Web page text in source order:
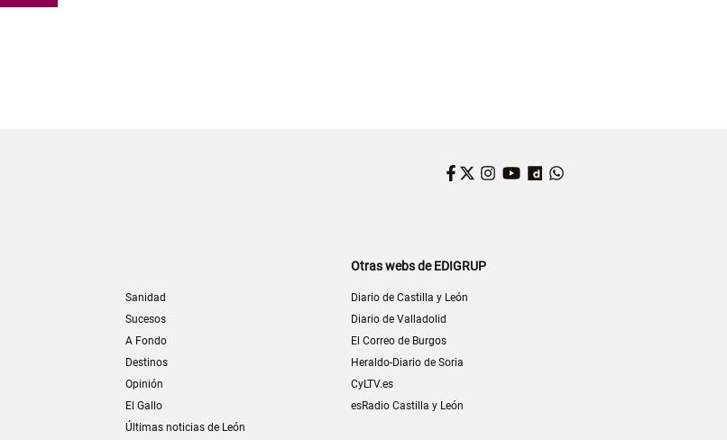
Facebook
Twitter
Instagram
YouTube
Dailymotion
Sanidad
Sucesos
A Fondo
Destinos
Opinión
El Gallo
Últimas noticias de León
Otras webs de EDIGRUP
Diario de Castilla y León
Diario de Valladolid
El Correo de Burgos
Heraldo-Diario de Soria
CyLTV.es
esRadio Castilla y León